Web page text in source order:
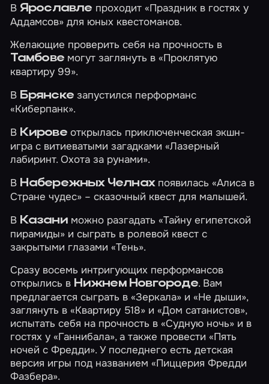
В Ярославле проходит «Праздник в гостях у
Аддамсов» для юных квестоманов.
Желающие проверить себя на прочность в
Тамбовемогут заглянуть в «Проклятую
квартиру 99».
В Брянскезапустился перформанс
«Киберпанк».
В Кировеоткрылась приключенческая экшн-
игра с витиеватыми загадками«Лазерный
лабиринт. Охота за рунами».
В Набережных Челнахпоявилась«Алиса в
Стране чудес» – сказочный квест для малышей.
В Казаниможно разгадать «Тайну египетской
пирамиды» и сыграть в ролевой квест с
закрытыми глазами«Тень».
Сразу восемь интригующих перформансов
открылись в Нижнем Новгороде. Вам
предлагается сыграть в«Зеркала» и«Не дыши»,
заглянуть в«Квартиру 518» и«Дом сатанистов»,
испытать себя на прочность в«Судную ночь» и в
гостях у«Ганнибала», а также провести«Пять
ночей с Фредди». У последнего есть детская
версия игры под названием«Пиццерия Фредди
Фазбера».